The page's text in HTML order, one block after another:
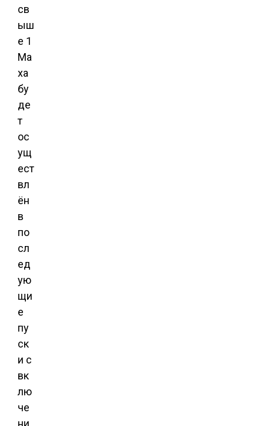
св
ыш
е 1
Ма
ха
бу
де
т
ос
ущ
ест
вл
ён
в
по
сл
ед
ую
щи
е
пу
ск
и с
вк
лю
че
ни